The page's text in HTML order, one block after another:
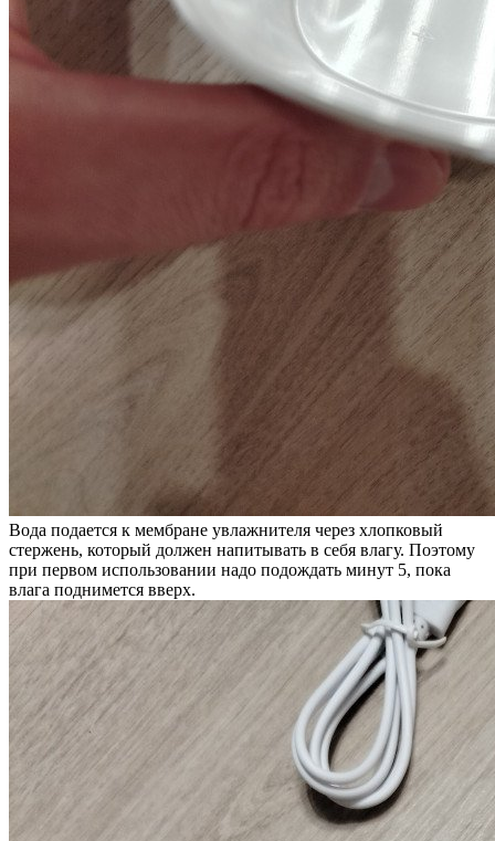
Вода подается к мембране увлажнителя через хлопковый
стержень, который должен напитывать в себя влагу. Поэтому
при первом использовании надо подождать минут 5, пока
влага поднимется вверх.